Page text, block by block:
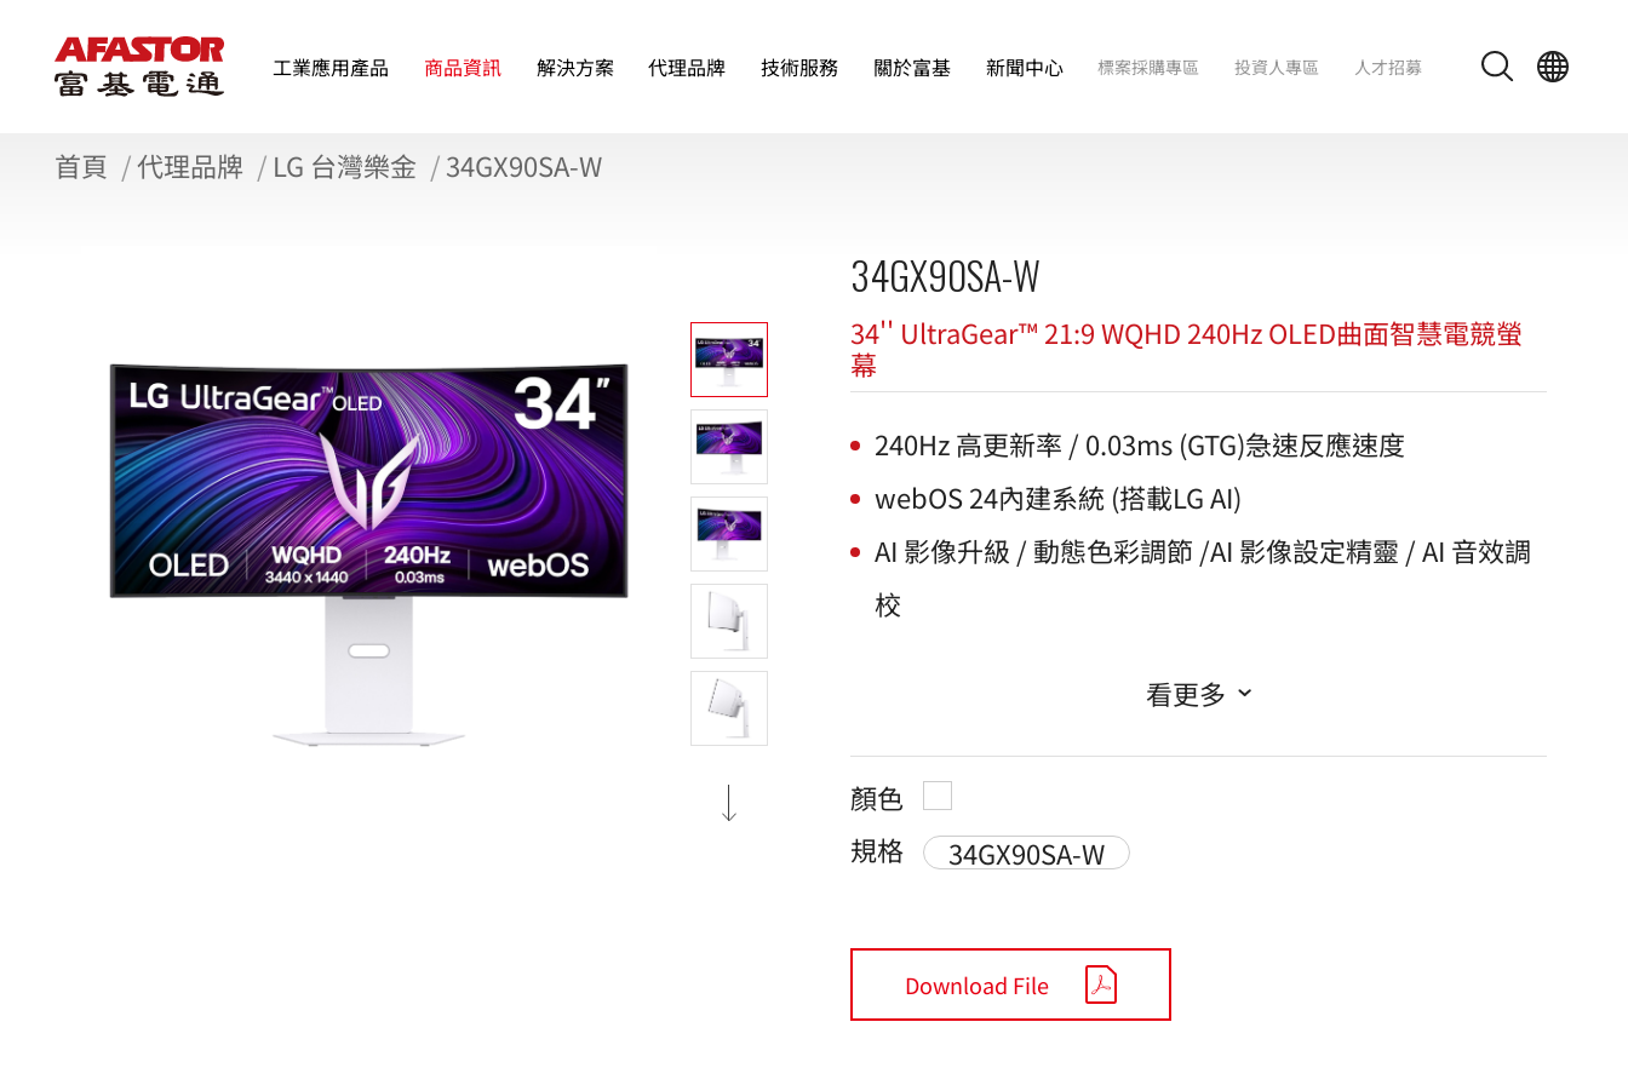
工業應用產品 商品資訊 解決方案 代理品牌 技術服務 關於富基 新聞中心 標案採購專區 投資人專區 人才招募
首頁 代理品牌 LG 台灣樂金 34GX90SA-W
34GX90SA-W
34'' UltraGear™ 21:9 WQHD 240Hz OLED曲面智慧電競螢
幕
240Hz 高更新率 / 0.03ms (GTG)急速反應速度
webOS 24內建系統 (搭載LG AI)
AI 影像升級 / 動態色彩調節 /AI 影像設定精靈 / AI 音效調
校
看更多
顏色
規格
34GX90SA-W
Download File